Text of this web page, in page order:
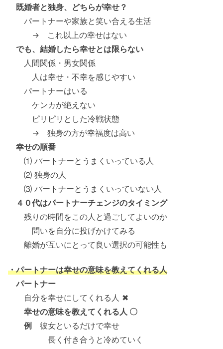
既婚者と独身、どちらが幸せ？
パートナーや家族と笑い合える生活
→ これ以上の幸せはない
でも、結婚したら幸せとは限らない
人間関係・男女関係
人は幸せ・不幸を感じやすい
パートナーはいる
ケンカが絶えない
ピリピリとした冷戦状態
→ 独身の方が幸福度は高い
幸せの順番
⑴ パートナーとうまくいっている人
⑵ 独身の人
⑶ パートナーとうまくいっていない人
４０代はパートナーチェンジのタイミング
残りの時間をこの人と過ごしてよいのか
問いを自分に投げかけてみる
離婚が互いにとって良い選択の可能性も
・パートナーは幸せの意味を教えてくれる人
パートナー
自分を幸せにしてくれる人 ✖
幸せの意味を教えてくれる人 〇
例
彼女といるだけで幸せ
長く付き合うと冷めていく